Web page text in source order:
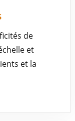
de
et
et la